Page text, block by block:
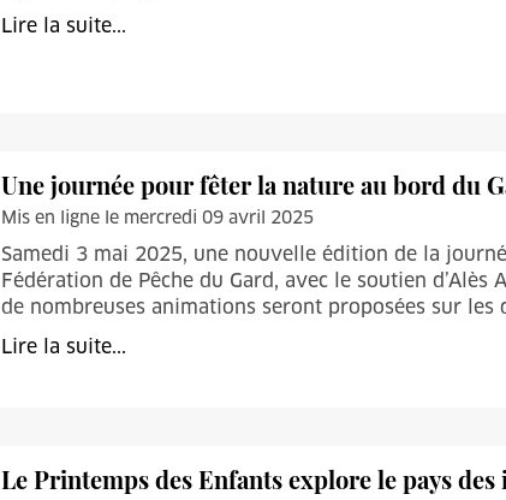
Lire la suite...
Une journée pour fêter la nature au bord du
Mis en ligne le mercredi 09 avril 2025
Samedi 3 mai 2025, une nouvelle édition de la
Fédération de Pêche du Gard, avec le soutien
de nombreuses animations seront proposées sur
Lire la suite...
Le Printemps des Enfants explore le pays des